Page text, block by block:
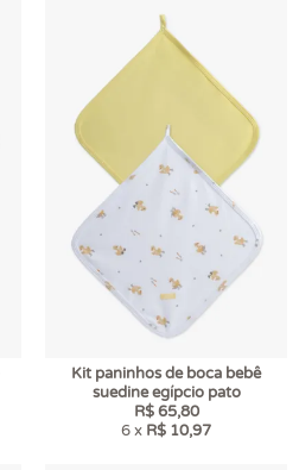
Kit paninhos de boca bebê
suedine egípcio pato
R$ 65,80
6 x R$ 10,97